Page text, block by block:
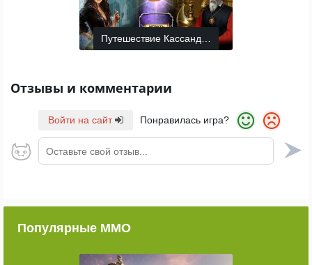
Путешествие Кассандры: Пророчества
Отзывы и комментарии
Войти на сайт Понравилась игра?
Оставьте свой отзыв...
Популярные ММО